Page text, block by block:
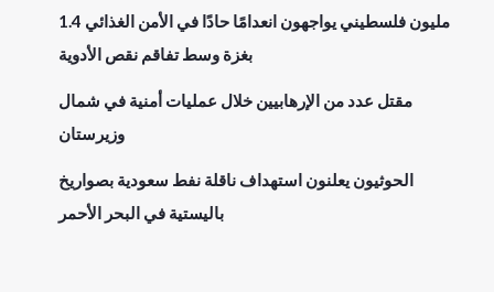
1.4 مليون فلسطيني يواجهون انعدامًا حادًا في الأمن الغذائي
بغزة وسط تفاقم نقص الأدوية
مقتل عدد من الإرهابيين خلال عمليات أمنية في شمال
وزيرستان
الحوثيون يعلنون استهداف ناقلة نفط سعودية بصواريخ
باليستية في البحر الأحمر